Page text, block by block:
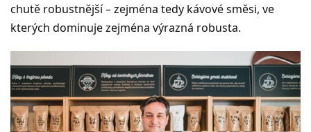
chutě robustnější – zejména tedy kávové směsi, ve
kterých dominuje zejména výrazná robusta.